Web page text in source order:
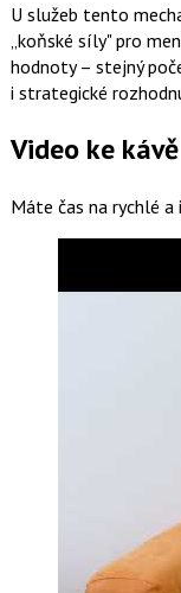
U služeb tento
„koňské síly" pro
hodnoty – stejný
i strategické
Video ke kávě
Máte čas na rychlé